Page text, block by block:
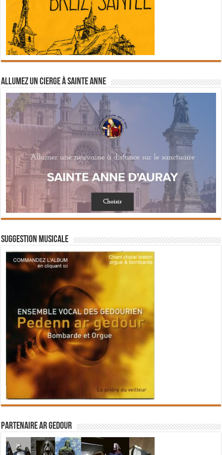
Allumez un cierge à Sainte Anne
Suggestion musicale
Partenaire Ar Gedour